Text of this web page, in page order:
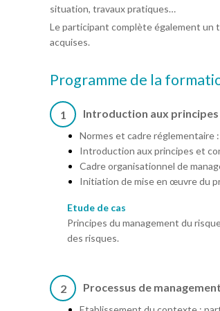
situation, travaux pratiques…
Le participant complète également un
acquises.
Programme de la
1 Introduction aux principes
Normes et cadre réglementaire
Introduction aux principes et
Cadre organisationnel de
Initiation de mise en œuvre du
Etude de cas
Principes du management du
des risques.
2 Processus de